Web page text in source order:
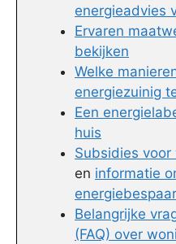
energieadvies
Ervaren
bekijken
Welke
energiezuinig
Een
huis
Subsidies
en informatie
Belangrijke
(FAQ) over